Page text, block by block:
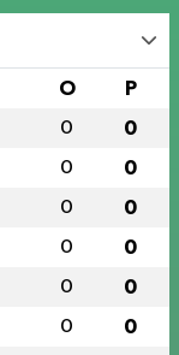
O P
0 0
0 0
0 0
0 0
0 0
0 0